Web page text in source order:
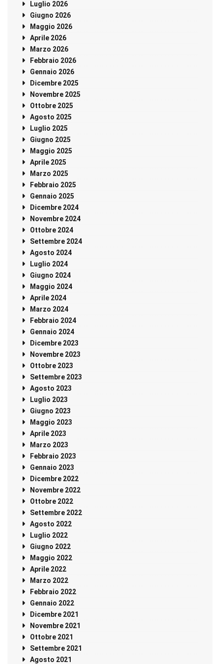
Luglio 2026
Giugno 2026
Maggio 2026
Aprile 2026
Marzo 2026
Febbraio 2026
Gennaio 2026
Dicembre 2025
Novembre 2025
Ottobre 2025
Agosto 2025
Luglio 2025
Giugno 2025
Maggio 2025
Aprile 2025
Marzo 2025
Febbraio 2025
Gennaio 2025
Dicembre 2024
Novembre 2024
Ottobre 2024
Settembre 2024
Agosto 2024
Luglio 2024
Giugno 2024
Maggio 2024
Aprile 2024
Marzo 2024
Febbraio 2024
Gennaio 2024
Dicembre 2023
Novembre 2023
Ottobre 2023
Settembre 2023
Agosto 2023
Luglio 2023
Giugno 2023
Maggio 2023
Aprile 2023
Marzo 2023
Febbraio 2023
Gennaio 2023
Dicembre 2022
Novembre 2022
Ottobre 2022
Settembre 2022
Agosto 2022
Luglio 2022
Giugno 2022
Maggio 2022
Aprile 2022
Marzo 2022
Febbraio 2022
Gennaio 2022
Dicembre 2021
Novembre 2021
Ottobre 2021
Settembre 2021
Agosto 2021